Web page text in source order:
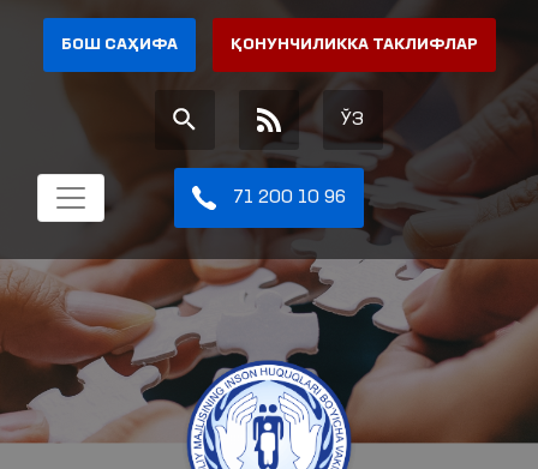
БОШ САҲИФА ҚОНУНЧИЛИККА ТАКЛИФЛАР
ЎЗ
71 200 10 96